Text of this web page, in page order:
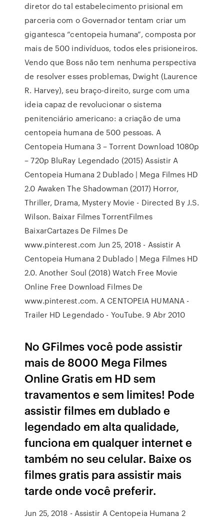
diretor do tal estabelecimento prisional em
parceria com o Governador tentam criar um
gigantesca “centopeia humana”, composta por
mais de 500 indivíduos, todos eles prisioneiros.
Vendo que Boss não tem nenhuma perspectiva
de resolver esses problemas, Dwight (Laurence
R. Harvey), seu braço-direito, surge com uma
ideia capaz de revolucionar o sistema
penitenciário americano: a criação de uma
centopeia humana de 500 pessoas. A
Centopeia Humana 3 – Torrent Download 1080p
– 720p BluRay Legendado (2015) Assistir A
Centopeia Humana 2 Dublado | Mega Filmes HD
2.0 Awaken The Shadowman (2017) Horror,
Thriller, Drama, Mystery Movie - Directed By J.S.
Wilson. Baixar Filmes TorrentFilmes
BaixarCartazes De Filmes De
www.pinterest.com Jun 25, 2018 - Assistir A
Centopeia Humana 2 Dublado | Mega Filmes HD
2.0. Another Soul (2018) Watch Free Movie
Online Free Download Filmes De
www.pinterest.com. A CENTOPEIA HUMANA -
Trailer HD Legendado - YouTube. 9 Abr 2010
No GFilmes você pode assistir
mais de 8000 Mega Filmes
Online Gratis em HD sem
travamentos e sem limites! Pode
assistir filmes em dublado e
legendado em alta qualidade,
funciona em qualquer internet e
também no seu celular. Baixe os
filmes gratis para assistir mais
tarde onde você preferir.
Jun 25, 2018 - Assistir A Centopeia Humana 2